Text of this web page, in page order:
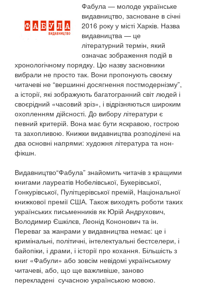
Фабула — молоде українське
видавництво, засноване в січні
2016 року у місті Харків. Назва
видавництва — це
літературний термін, який
означає зображення подій в
хронологічному порядку. Цю назву засновники
вибрали не просто так. Вони пропонують своєму
читачеві не “вершинні досягнення постмодернізму”,
а історії, які зображують багатогранний світ людей і
своєрідний «часовий зріз», і відрізняються широким
охопленням дійсності. До вибору літератури є
певний критерій. Вона має бути яскравою, гострою
та захопливою. Книжки видавництва розподілені на
два основні напрями: художня література та нон-
фікшн.
Видавництво“Фабула” знайомить читачів з кращими
книгами лауреатів Нобелівської, Букерівської,
Гонкурівської, Пулітцерівської премій, Національної
книжкової премії США. Також виходять роботи таких
українських письменників як Юрій Андрухович,
Володимир Єшкілєв, Леонід Кононович та ін.
Переваг за жанрами у видавництва немає: це і
кримінальні, політичні, інтелектуальні бестселери, і
байопіки, і драми, і історії про кохання. Більшість з
книг «Фабули» або зовсім невідомі українському
читачеві, або, що ще важливіше, заново
перекладені сучасною українською мовою.